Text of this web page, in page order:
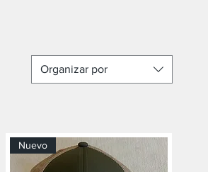
Organizar por
Nuevo